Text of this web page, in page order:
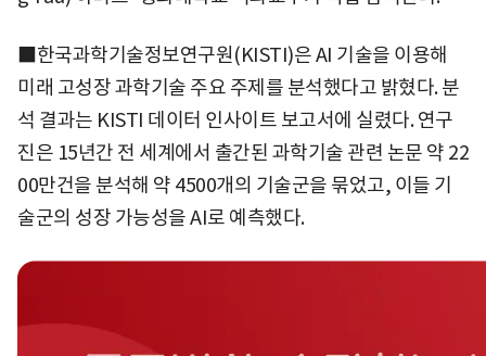
■한국과학기술정보연구원(KISTI)은 AI 기술을 이용해
미래 고성장 과학기술 주요 주제를 분석했다고 밝혔다. 분
석 결과는 KISTI 데이터 인사이트 보고서에 실렸다. 연구
진은 15년간 전 세계에서 출간된 과학기술 관련 논문 약 22
00만건을 분석해 약 4500개의 기술군을 묶었고, 이들 기
술군의 성장 가능성을 AI로 예측했다.